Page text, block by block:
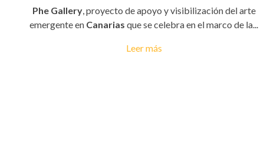
Phe Gallery, proyecto de apoyo y visibilización del arte
emergente en Canarias que se celebra en el marco de la...
Leer más